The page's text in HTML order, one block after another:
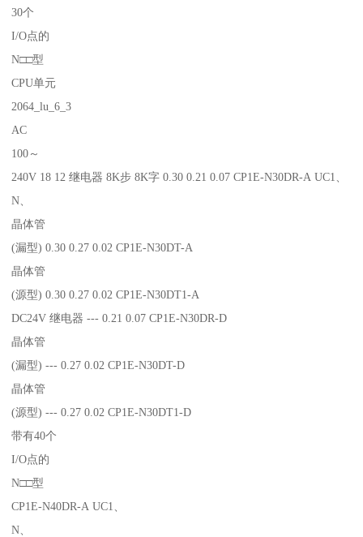
30个
I/O点的
N□□型
CPU单元
2064_lu_6_3
AC
100～
240V 18 12 继电器 8K步 8K字 0.30 0.21 0.07 CP1E-N30DR-A UC1、
N、
晶体管
(漏型) 0.30 0.27 0.02 CP1E-N30DT-A
晶体管
(源型) 0.30 0.27 0.02 CP1E-N30DT1-A
DC24V 继电器 --- 0.21 0.07 CP1E-N30DR-D
晶体管
(漏型) --- 0.27 0.02 CP1E-N30DT-D
晶体管
(源型) --- 0.27 0.02 CP1E-N30DT1-D
带有40个
I/O点的
N□□型
CP1E-N40DR-A UC1、
N、